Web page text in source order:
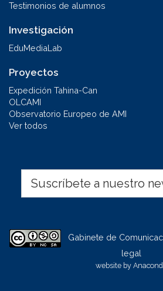
Testimonios de alumnos
Investigación
EduMediaLab
Proyectos
Expedición Tahina-Can
OLCAMI
Observatorio Europeo de AMI
Ver todos
Suscríbete a nuestro
Gabinete de
legal
website by